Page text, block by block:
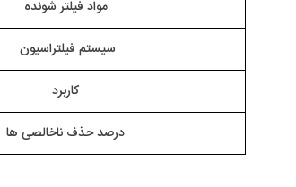
مواد فیلتر شونده
سیستم فیلتراسیون
کاربرد
درصد حذف ناخالصی ها